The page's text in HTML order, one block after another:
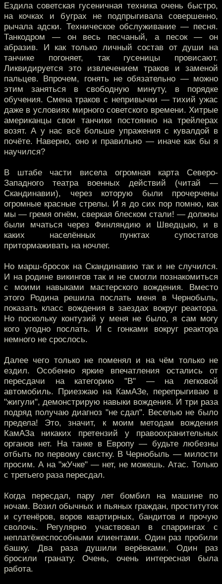
Ездила советская гусеничная техника очень быстро,
на кочках и буграх не подпрыгивала совершенно,
рычала адски. Техническое обслуживание — песня.
Танкодром — он весь песчаный, а песок — он
абразив. И как только личный состав от души на
танчике погоняет, так гусеницы провисают.
Ликвидируется это извлечением траков и заменой
пальцев. Впрочем, гонять не обязательно — можно
этим заняться в свободную минуту, в порядке
обучения. Смена траков с непривычки — тихий ужас
даже в условиях мирного советского времени. Хитрые
американцы свои танчики постоянно на трейлерах
возят. А у нас всё больше упражения с кувалдой в
почёте. Наверно, оно и правильно — иначе как бы я
научился?
В штабе части висела огромная карта Северо-
Западного театра военных действий (читай —
Скандинавии), через которую были прочерчены
огромные красные стрелы. И я до сих пор помню, как
мы — гремя огнём, сверкая блеском стали! — должны
были мчаться через Финляндию и Шведцыю, и в
каких населённых пунктах супостатов
притормаживать на ночлег.
Но марш-бросок на Скандинавию так и не случился.
И на родине викингов так и не смогли познакомиться
с моими навыками мастерского вождения. Вместо
этого Родина решила послать меня в Чернобыль,
показать класс вождения в заездах вокруг реактора.
Но поскольку контузий у меня не было, я сам могу
кого угодно послать. И с гонками вокруг реактора
немного не срослось.
Далее чего только не поменял и на чём только не
ездил. Особенно яркие впечатления остались от
пересдачи на категорию "B" — на легковой
автомобиль. Приезжаю на КамАЗе, перепрыгиваю в
"жигули", демонстрирую навыки вождения. И три раза
подряд получаю диагноз "не сдал". Веселью не было
предела! Это, значит, к моим методам вождения
КамАЗа никаких претензий у правоохранительных
органов нет. На танке в Европу — будьте любезны
отбыть по первому свистку. В Чернобыль — милости
просим. А на "жУчке" — нет, не можешь. Атас. Только
с третьего раза пересдал.
Когда пересдал, пару лет бомбил на машине по
ночам. Возил обычных и пьяных граждан, проституток
и сутенёров, воров квартирных, бандитов и прочую
сволочь. Регулярно участвовал в спаррингах с
неплатёжеспособными клиентами. Один раз пробили
башку. Два раза душили верёвками. Один раз
бросили гранату. Очень, очень интересная была
работа.